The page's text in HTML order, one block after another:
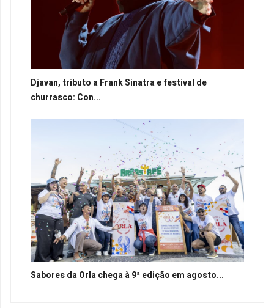
Djavan, tributo a Frank Sinatra e festival de
churrasco: Con...
Sabores da Orla chega à 9ª edição em agosto...